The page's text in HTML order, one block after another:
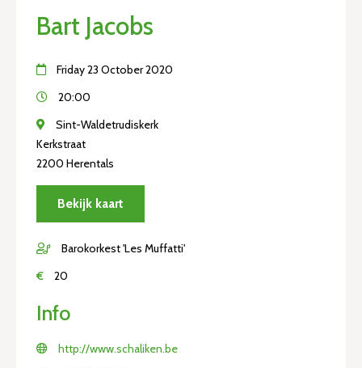
Bart Jacobs
Friday 23 October 2020
20:00
Sint-Waldetrudiskerk
Kerkstraat
2200 Herentals
Bekijk kaart
Barokorkest 'Les Muffatti'
€
20
Info
http://www.schaliken.be